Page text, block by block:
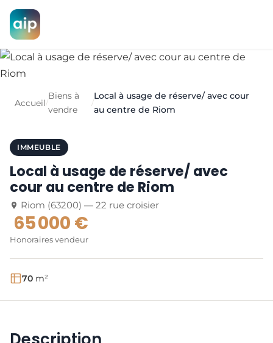
Accueil/
Biens à
vendre
/
Local à usage de réserve/ avec cour
au centre de Riom
IMMEUBLE
Local à usage de réserve/ avec
cour au centre de Riom
Riom (63200) — 22 rue croisier
65 000 €
Honoraires vendeur
70 m²